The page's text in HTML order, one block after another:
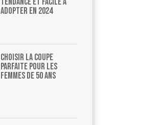
adopter en 2024
Choisir la coupe
parfaite pour les
femmes de 50 ans